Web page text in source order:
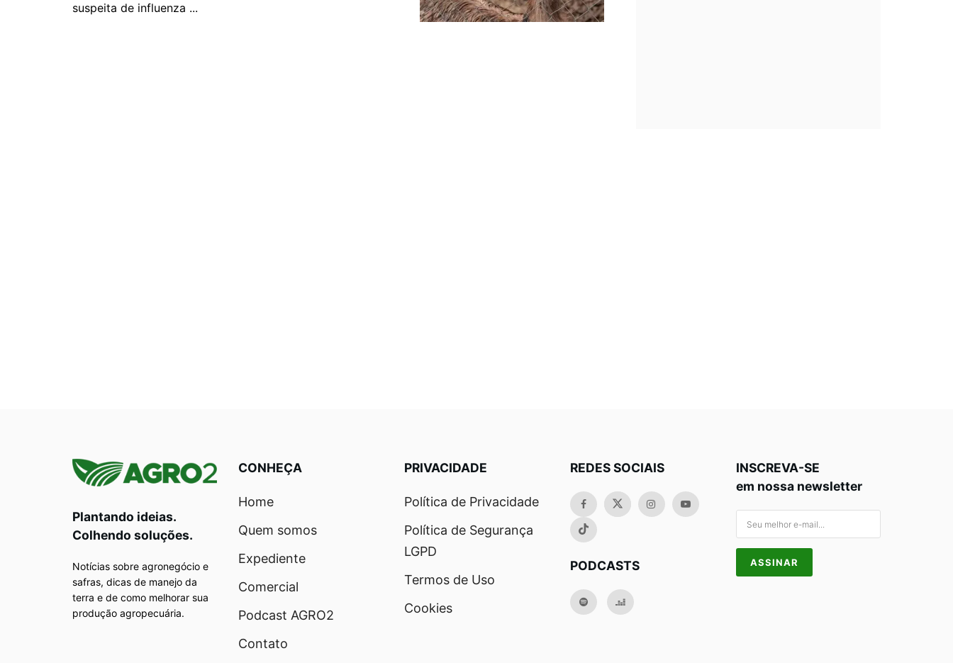
suspeita de influenza ...
Plantando ideias.
Colhendo soluções.
Notícias sobre agronegócio e
safras, dicas de manejo da
terra e de como melhorar sua
produção agropecuária.
CONHEÇA
Home
Quem somos
Expediente
Comercial
Podcast AGRO2
Contato
PRIVACIDADE
Política de Privacidade
Política de Segurança
LGPD
Termos de Uso
Cookies
REDES SOCIAIS
PODCASTS
INSCREVA-SE
em nossa newsletter